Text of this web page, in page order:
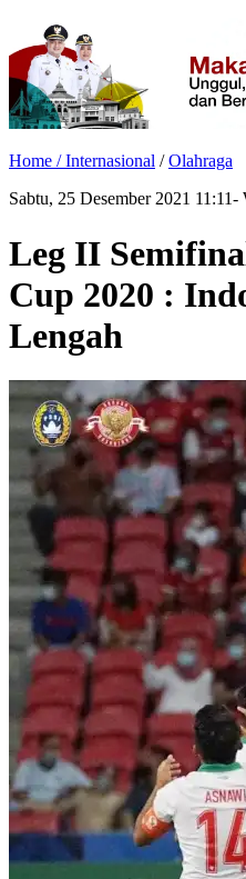
Home /Internasional /Olahraga
Sabtu, 25 Desember 2021 11:11-
Leg II
Cup 2020 :
Lengah